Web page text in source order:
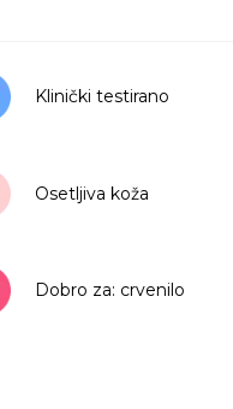
Klinički testirano
Osetljiva koža
Dobro za: crvenilo